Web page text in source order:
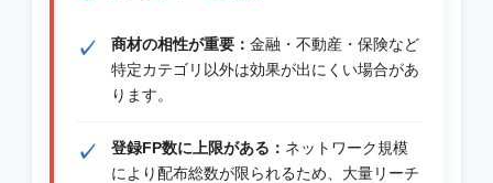
商材の相性が重要： 金融・不動産・保険など
特定カテゴリ以外は効果が出にくい場合があ
ります。
登録FP数に上限がある： ネットワーク規模
により配布総数が限られるため、大量リーチ